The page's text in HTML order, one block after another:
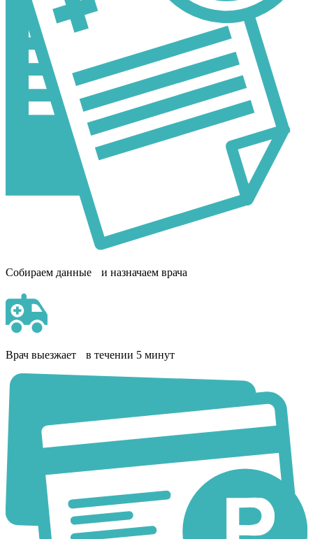
Собираем данные и назначаем врача
Врач выезжает в течении 5 минут